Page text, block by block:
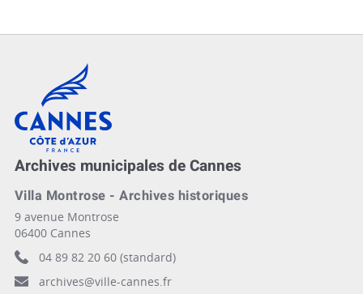
Cannes, Côte d'Azur, France
Archives municipales de Cannes
Villa Montrose - Archives historiques
9 avenue Montrose
06400 Cannes
04 89 82 20 60 (standard)
archives@ville-cannes.fr